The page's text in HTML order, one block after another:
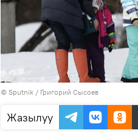
© Sputnik / Григорий Сысоев
Жазылуу